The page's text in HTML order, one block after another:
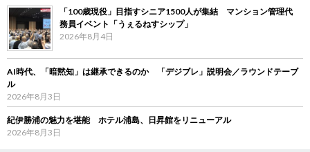
「100歳現役」目指すシニア1500人が集結 マンション管理代
務員イベント「うぇるねすシップ」
2026年8月4日
AI時代、「暗黙知」は継承できるのか 「デジブレ」説明会／ラウンドテーブ
ル
2026年8月3日
紀伊勝浦の魅力を堪能 ホテル浦島、日昇館をリニューアル
2026年8月3日